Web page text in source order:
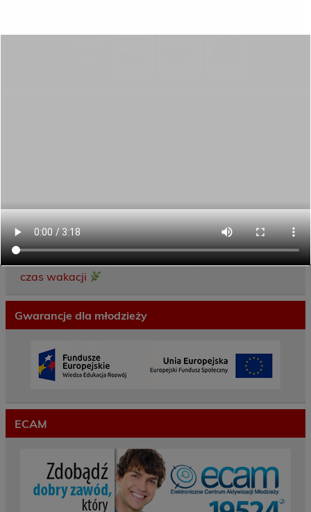
REKRUTACJA NA ROK SZKOLNY 2026/2027
TRWA!
Weekend pełen inspiracji i nowych doświadczeń!
Przekazaliśmy opiekę nad naszym ogrodem na
czas wakacji
Gwarancje dla młodzieży
ECAM